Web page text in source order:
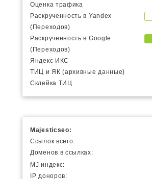
Оценка трафика
Раскрученность в Yandex
(Переходов)
Раскрученность в Google
(Переходов)
Яндекс ИКС
ТИЦ и ЯК (архивные данные)
Склейка ТИЦ
Majesticseo:
Ссылок всего:
Доменов в ссылках:
MJ индекс:
IP доноров: